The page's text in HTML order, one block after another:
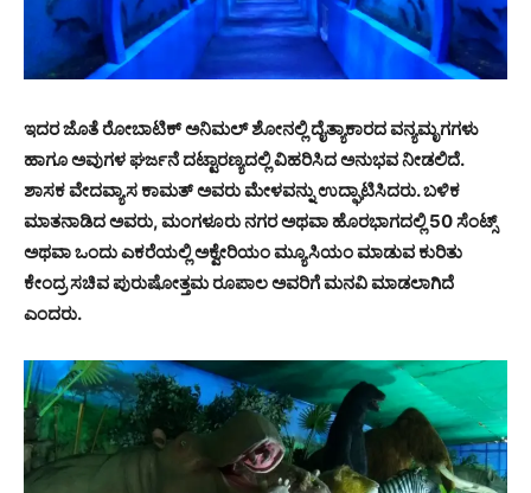
ಇದರ ಜೊತೆ ರೋಬಾಟಿಕ್ ಅನಿಮಲ್ ಶೋನಲ್ಲಿ ದೈತ್ಯಾಕಾರದ ವನ್ಯಮೃಗಗಳು
ಹಾಗೂ ಅವುಗಳ ಘರ್ಜನೆ ದಟ್ಟಾರಣ್ಯದಲ್ಲಿ ವಿಹರಿಸಿದ ಅನುಭವ ನೀಡಲಿದೆ.
ಶಾಸಕ ವೇದವ್ಯಾಸ ಕಾಮತ್ ಅವರು ಮೇಳವನ್ನು ಉದ್ಘಾಟಿಸಿದರು. ಬಳಿಕ
ಮಾತನಾಡಿದ ಅವರು, ಮಂಗಳೂರು ನಗರ ಅಥವಾ ಹೊರಭಾಗದಲ್ಲಿ 50 ಸೆಂಟ್ಸ್
ಅಥವಾ ಒಂದು ಎಕರೆಯಲ್ಲಿ ಅಕ್ವೇರಿಯಂ ಮ್ಯೂಸಿಯಂ ಮಾಡುವ ಕುರಿತು
ಕೇಂದ್ರ ಸಚಿವ ಪುರುಷೋತ್ತಮ ರೂಪಾಲ ಅವರಿಗೆ ಮನವಿ ಮಾಡಲಾಗಿದೆ
ಎಂದರು.